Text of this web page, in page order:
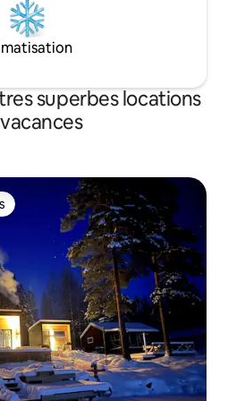
superbes locations